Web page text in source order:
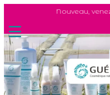
Nouveau, venez